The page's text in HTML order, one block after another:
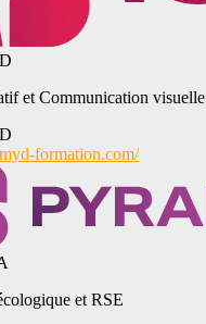
et Communication visuelle
formation.com/
et RSE